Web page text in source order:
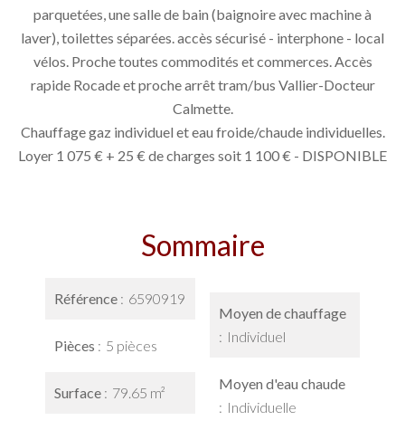
parquetées, une salle de bain (baignoire avec machine à
laver), toilettes séparées. accès sécurisé - interphone - local
vélos. Proche toutes commodités et commerces. Accès
rapide Rocade et proche arrêt tram/bus Vallier-Docteur
Calmette.
Chauffage gaz individuel et eau froide/chaude individuelles.
Loyer 1 075 € + 25 € de charges soit 1 100 € - DISPONIBLE
Sommaire
Référence 6590919
Pièces 5 pièces
Surface 79.65 m²
Moyen de chauffage
Individuel
Moyen d'eau chaude
Individuelle